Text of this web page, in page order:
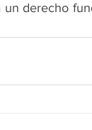
derecho